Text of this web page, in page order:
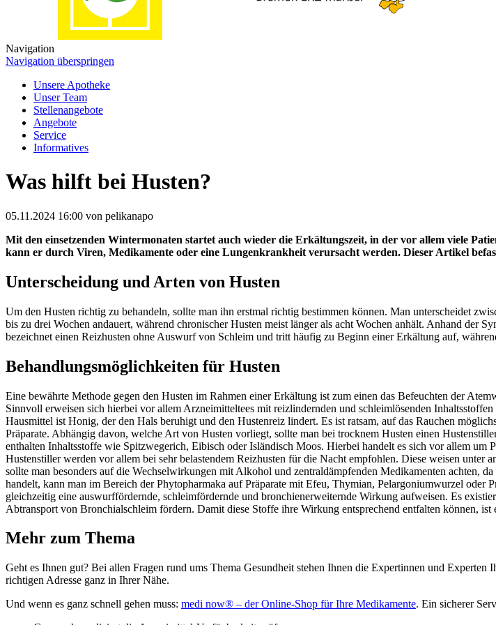
Navigation
Navigation überspringen
Unsere Apotheke
Unser Team
Stellenangebote
Angebote
Service
Informatives
Was hilft bei Husten?
05.11.2024 16:00 von pelikanapo
Mit den einsetzenden Wintermonaten startet auch wieder die Erkältungszeit, in der vor allem viele
kann er durch Viren, Medikamente oder eine Lungenkrankheit verursacht werden. Dieser Artikel
Unterscheidung und Arten von Husten
Um den Husten richtig zu behandeln, sollte man ihn erstmal richtig bestimmen können. Man unterscheidet
bis zu drei Wochen andauert, während chronischer Husten meist länger als acht Wochen anhält. Anhand der
bezeichnet einen Reizhusten ohne Auswurf von Schleim und tritt häufig zu Beginn einer Erkältung auf,
Behandlungsmöglichkeiten für Husten
Eine bewährte Methode gegen den Husten im Rahmen einer Erkältung ist zum einen das Befeuchten der
Sinnvoll erweisen sich hierbei vor allem Arzneimitteltees mit reizlindernden und schleimlösenden
Hausmittel ist Honig, der den Hals beruhigt und den Hustenreiz lindert. Es ist ratsam, auf das Rauchen
Präparate. Abhängig davon, welche Art von Husten vorliegt, sollte man bei trocknem Husten einen
enthalten Inhaltsstoffe wie Spitzwegerich, Eibisch oder Isländisch Moos. Hierbei handelt es sich vor allem
Hustenstiller werden vor allem bei sehr belastendem Reizhusten für die Nacht empfohlen. Diese weisen
sollte man besonders auf die Wechselwirkungen mit Alkohol und zentraldämpfenden Medikamenten achten,
handelt, kann man im Bereich der Phytopharmaka auf Präparate mit Efeu, Thymian, Pelargoniumwurzel oder
gleichzeitig eine auswurffördernde, schleimfördernde und bronchienerweiternde Wirkung aufweisen. Es
Abtransport von Bronchialschleim fördern. Damit diese Stoffe ihre Wirkung entsprechend entfalten können,
Mehr zum Thema
Geht es Ihnen gut? Bei allen Fragen rund ums Thema Gesundheit stehen Ihnen die Expertinnen und
richtigen Adresse ganz in Ihrer Nähe.
Und wenn es ganz schnell gehen muss: medi now® – der Online-Shop für Ihre Medikamente. Ein sicherer